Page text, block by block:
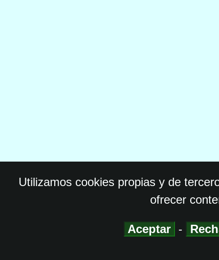
Utilizamos cookies propias y de
ofrecer
Aceptar -